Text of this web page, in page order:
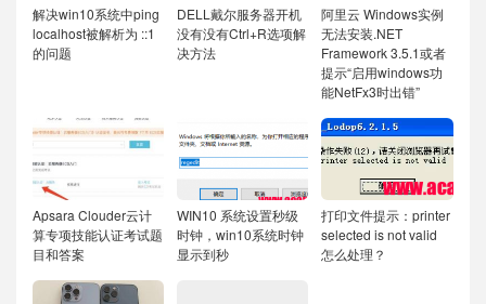
解决win10系统中ping
localhost被解析为 ::1
的问题
DELL戴尔服务器开机
没有没有Ctrl+R选项解
决方法
阿里云 Windows实例
无法安装.NET
Framework 3.5.1或者
提示“启用windows功
能NetFx3时出错”
Apsara Clouder云计
算专项技能认证考试题
目和答案
WIN10 系统设置秒级
时钟，win10系统时钟
显示到秒
打印文件提示：printer
selected is not valid
怎么处理？